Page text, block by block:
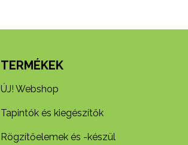
TERMÉKEK
ÚJ! Webshop
Tapintók és kiegészítők
Rögzítőelemek és -készül​